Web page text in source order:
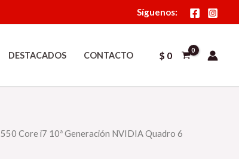
Síguenos:
DESTACADOS CONTACTO $ 0
Core i7 10ª Generación NVIDIA Quadro 6